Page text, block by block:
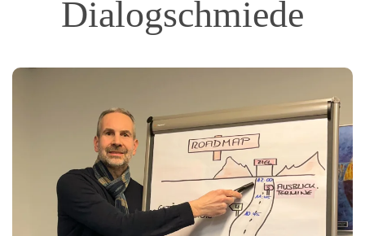
Dialogschmiede